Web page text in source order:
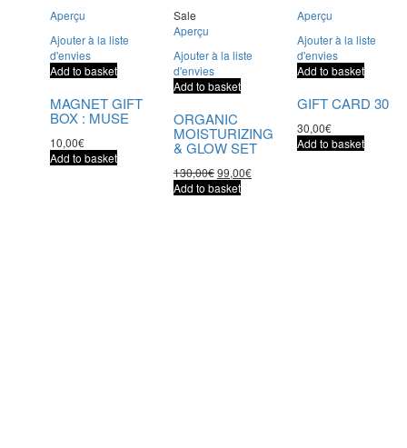
Aperçu
Ajouter à la liste
d'envies
Add to basket
MAGNET GIFT
BOX : MUSE
10,00€
Add to basket
Sale
Aperçu
Ajouter à la liste
d'envies
Add to basket
ORGANIC
MOISTURIZING
& GLOW SET
130,00€99,00€
Add to basket
Aperçu
Ajouter à la liste
d'envies
Add to basket
GIFT CARD 30
30,00€
Add to basket